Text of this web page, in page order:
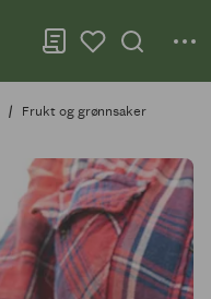
Frukt og grønnsaker